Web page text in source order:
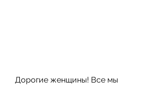
Дорогие женщины! Все мы